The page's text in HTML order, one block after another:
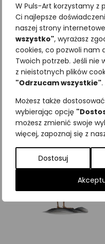
W Puls-Art korzystamy z
Ci najlepsze
naszej strony
wszystko", wyrażasz
cookies, co pozwoli nam
Twoich potrzeb. Jeśli nie
z nieistotnych plików
"Odrzucam wszystkie".
Możesz także
wybierając opcję
możesz zmienić swoje
więcej, zapoznaj się z
Dostosuj
dni:
Podobne produkty